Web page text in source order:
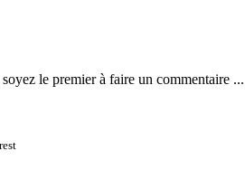
le premier à faire un commentaire ...